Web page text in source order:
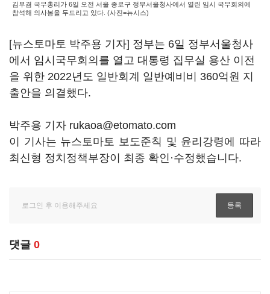
김부겸 국무총리가 6일 오전 서울 종로구 정부서울청사에서 열린 임시 국무회의에
참석해 의사봉을 두드리고 있다. (사진=뉴시스)
[뉴스토마토 박주용 기자] 정부는 6일 정부서울청사
에서 임시국무회의를 열고 대통령 집무실 용산 이전
을 위한 2022년도 일반회계 일반예비비 360억원 지
출안을 의결했다.
박주용 기자 rukaoa@etomato.com
이 기사는 뉴스토마토 보도준칙 및 윤리강령에 따라
최신형 정치정책부장이 최종 확인·수정했습니다.
댓글 0